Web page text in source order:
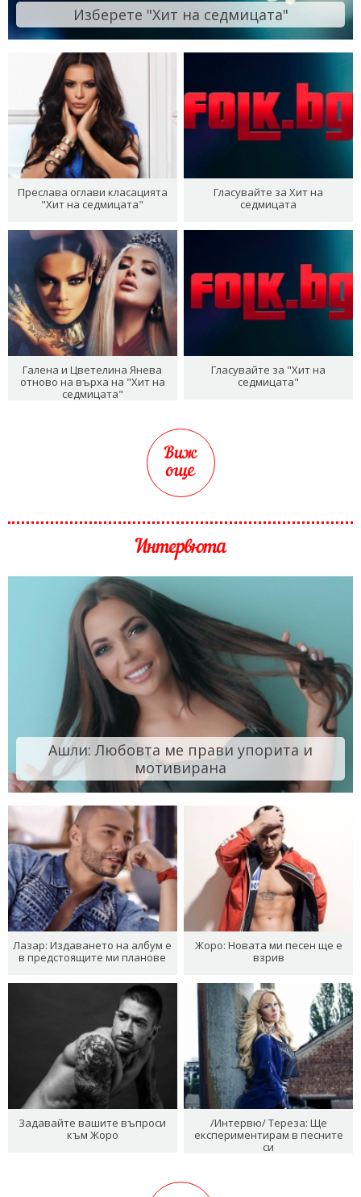
Изберете "Хит на седмицата"
Преслава оглави класацията
"Хит на седмицата"
Гласувайте за Хит на
седмицата
Галена и Цветелина Янева
отново на върха на "Хит на
седмицата"
Гласувайте за "Хит на
седмицата"
Виж
още
Интервюта
Ашли: Любовта ме прави упорита и
мотивирана
Лазар: Издаването на албум е
в предстоящите ми планове
Жоро: Новата ми песен ще е
взрив
Задавайте вашите въпроси
към Жоро
/Интервю/ Тереза: Ще
експериментирам в песните
си